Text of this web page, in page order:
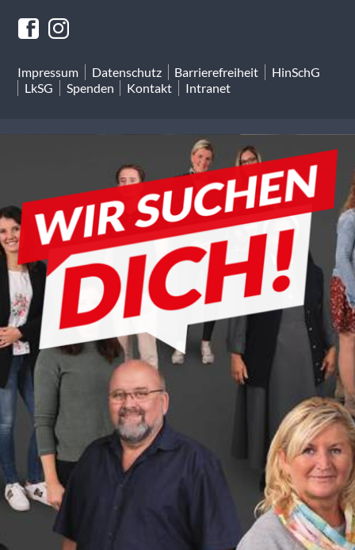
Impressum Datenschutz Barrierefreiheit
HinSchG
LkSG
Spenden Kontakt Intranet